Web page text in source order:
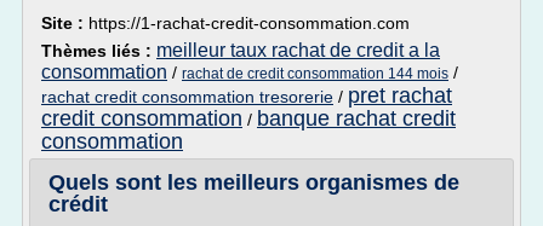
Site : https://1-rachat-credit-consommation.com
Thèmes liés : meilleur taux rachat de credit a la
consommation / rachat de credit consommation 144 mois /
rachat credit consommation tresorerie / pret rachat
credit consommation / banque rachat credit
consommation
Quels sont les meilleurs organismes de
crédit